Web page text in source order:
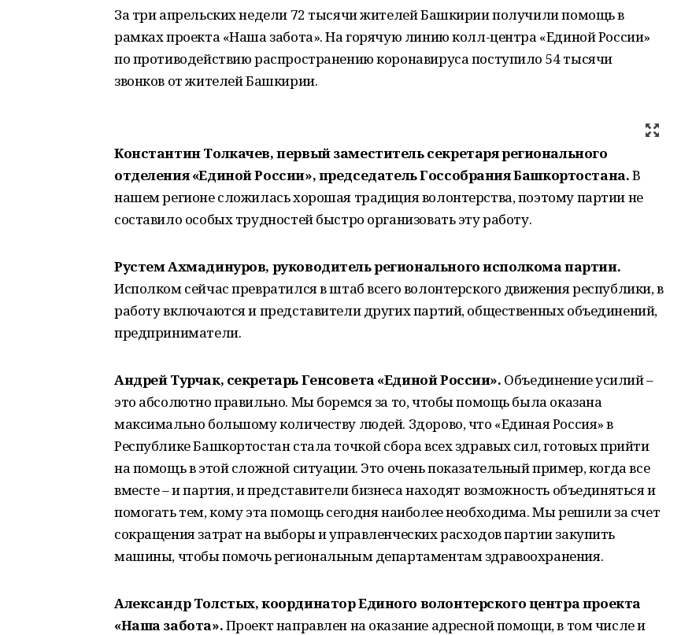
За три апрельских недели 72 тысячи жителей Башкирии получили помощь в
рамках проекта «Наша забота». На горячую линию колл-центра «Единой России»
по противодействию распространению коронавируса поступило 54 тысячи
звонков от жителей Башкирии.
Константин Толкачев, первый заместитель секретаря регионального
отделения«Единой России»,председатель Госсобрания Башкортостана.В
нашем регионе сложилась хорошая традиция волонтерства, поэтому партии не
составило особых трудностей быстро организовать эту работу.
Рустем Ахмадинуров, руководитель регионального исполкома партии.
Исполком сейчас превратился в штаб всего волонтерского движения республики, в
работу включаются и представители других партий, общественных объединений,
предприниматели.
Андрей Турчак, секретарь Генсовета «Единой России». Объединение усилий –
это абсолютно правильно. Мы боремся за то, чтобы помощь была оказана
максимально большому количеству людей. Здорово, что «Единая Россия» в
Республике Башкортостан стала точкой сбора всех здравых сил, готовых прийти
на помощь в этой сложной ситуации. Это очень показательный пример, когда все
вместе – и партия, и представители бизнеса находят возможность объединяться и
помогать тем, кому эта помощь сегодня наиболее необходима. Мы решили за счет
сокращения затрат на выборы и управленческих расходов партии закупить
машины, чтобы помочь региональным департаментам здравоохранения.
Александр Толстых, координатор Единого волонтерского центра проекта
«Наша забота».Проект направлен на оказание адресной помощи, в том числе и